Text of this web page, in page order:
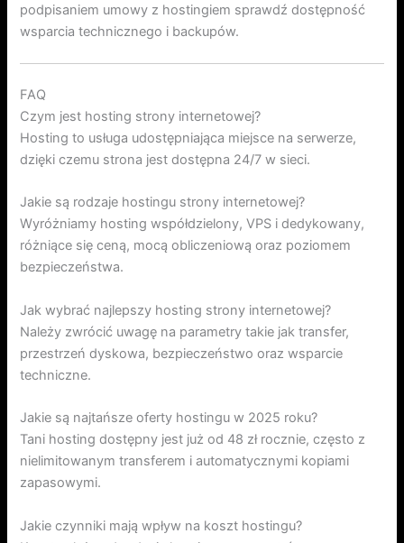
podpisaniem umowy z hostingiem sprawdź dostępność
wsparcia technicznego i backupów.
FAQ
Czym jest hosting strony internetowej?
Hosting to usługa udostępniająca miejsce na serwerze,
dzięki czemu strona jest dostępna 24/7 w sieci.
Jakie są rodzaje hostingu strony internetowej?
Wyróżniamy hosting współdzielony, VPS i dedykowany,
różniące się ceną, mocą obliczeniową oraz poziomem
bezpieczeństwa.
Jak wybrać najlepszy hosting strony internetowej?
Należy zwrócić uwagę na parametry takie jak transfer,
przestrzeń dyskowa, bezpieczeństwo oraz wsparcie
techniczne.
Jakie są najtańsze oferty hostingu w 2025 roku?
Tani hosting dostępny jest już od 48 zł rocznie, często z
nielimitowanym transferem i automatycznymi kopiami
zapasowymi.
Jakie czynniki mają wpływ na koszt hostingu?